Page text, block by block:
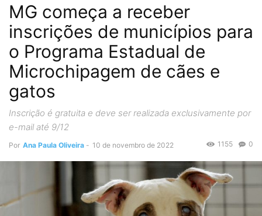
MG começa a receber
inscrições de municípios para
o Programa Estadual de
Microchipagem de cães e
gatos
Inscrição é gratuita e deve ser realizada exclusivamente por
e-mail até 9/12
Por Ana Paula Oliveira - 10 de novembro de 2022 0
1155